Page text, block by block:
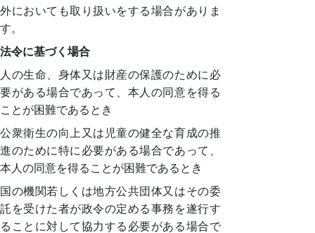
外においても取り扱いをする場合がありま
す。
法令に基づく場合
人の生命、身体又は財産の保護のために必
要がある場合であって、本人の同意を得る
ことが困難であるとき
公衆衛生の向上又は児童の健全な育成の推
進のために特に必要がある場合であって、
本人の同意を得ることが困難であるとき
国の機関若しくは地方公共団体又はその委
託を受けた者が政令の定める事務を遂行す
ることに対して協力する必要がある場合で